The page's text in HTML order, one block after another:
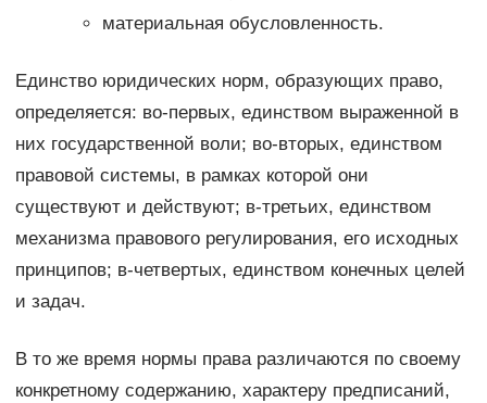
материальная обусловленность.
Единство юридических норм, образующих право,
определяется: во-первых, единством выраженной в
них государственной воли; во-вторых, единством
правовой системы, в рамках которой они
существуют и действуют; в-третьих, единством
механизма правового регулирования, его исходных
принципов; в-четвертых, единством конечных целей
и задач.
В то же время нормы права различаются по своему
конкретному содержанию, характеру предписаний,